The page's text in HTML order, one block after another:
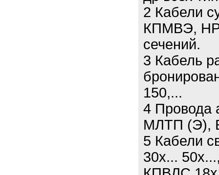
2 Кабели
КПМВЭ,
сечений.
3 Кабель
150,...
4
МЛТП (Э),
5 Кабели
30х...